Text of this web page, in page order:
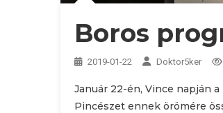
Boros
2019-01-22 Doktor5ker
Január 22-én, Vince napján
Pincészet ennek örömére